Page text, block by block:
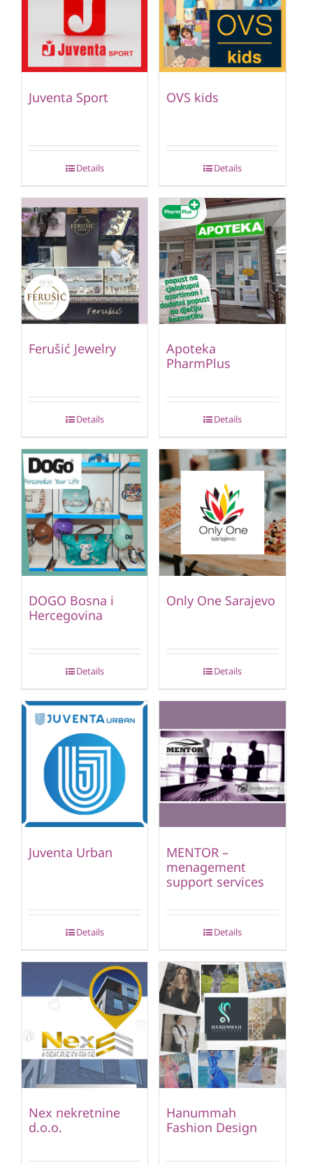
Juventa Sport
Details
OVS kids
Details
Ferušić Jewelry
Details
Apoteka
PharmPlus
Details
DOGO Bosna i
Hercegovina
Details
Only One Sarajevo
Details
Juventa Urban
Details
MENTOR –
menagement
support services
Details
Nex nekretnine
d.o.o.
Hanummah
Fashion Design